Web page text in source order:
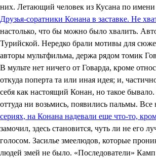
них. Летающий человек из Кусана по
Друзья-соратники Конана в заставке. Не
настолько, что бы можно было хвалить.
Турийской. Нередко брали мотивы для
авторы мультфильма, держа рядом томик
В мульте нет ничего от Говарда, кроме
откуда поперта та или иная идея; и,
себя как настоящий Конан, но такое
оттуда ни возьмись, появились пальмы.
сериях, на Конана надевали еще что-то,
замочил, здесь становится, чуть ли не его
голосом. Засилье змеелюдов, которые
людей змей не было. «Последователи»